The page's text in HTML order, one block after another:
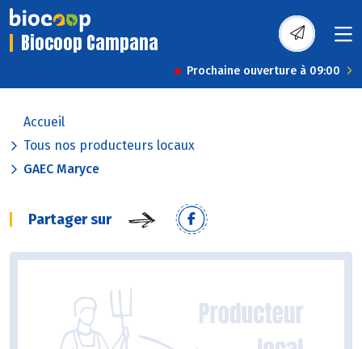
Biocoop Campana
Prochaine ouverture à 09:00
Accueil
Tous nos producteurs locaux
GAEC Maryce
Partager sur